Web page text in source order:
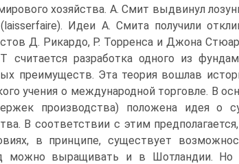
хозяйства. А. Смит выдвинул
Идеи А. Смита получили
Д. Рикардо, Р. Торренса и Джона
считается разработка одного из
преимуществ. Эта теория вошлав
учения о международной торговле. В
производства) положена идея о
В соответствии с этим
в принципе, существует
можно выращивать и в Шотландии.